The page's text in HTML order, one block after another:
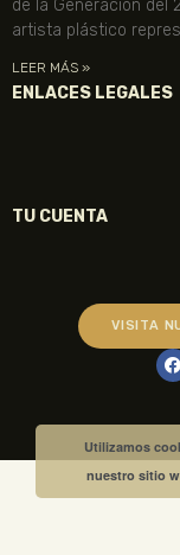
de la Generación del
artista plástico
LEER MÁS »
ENLACES LEGALES
TU CUENTA
VISITA
Utilizamos
nuestro sitio